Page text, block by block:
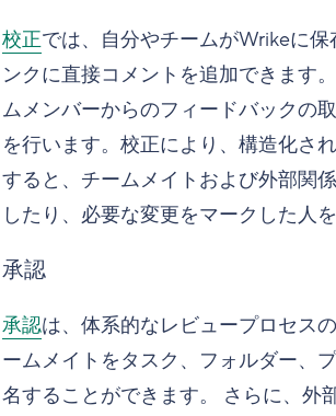
校正では、自分やチームがWrikeに
ンクに直接コメントを追加できます
ムメンバーからのフィードバックの
を行います。校正により、構造化さ
すると、チームメイトおよび外部関
したり、必要な変更をマークした人
承認
承認は、体系的なレビュープロセス
ームメイトをタスク、フォルダー、
名することができます。 さらに、外